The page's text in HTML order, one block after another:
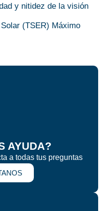
y nitidez de la visión
(TSER) Máximo
AYUDA?
a todas tus preguntas